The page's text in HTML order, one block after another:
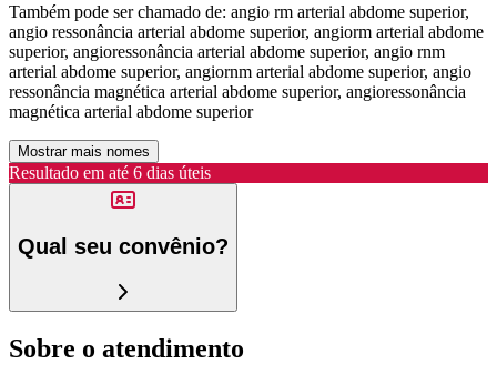
Também pode ser chamado de: angio rm arterial abdome superior,
angio ressonância arterial abdome superior, angiorm arterial abdome
superior, angioressonância arterial abdome superior, angio rnm
arterial abdome superior, angiornm arterial abdome superior, angio
ressonância magnética arterial abdome superior, angioressonância
magnética arterial abdome superior
Mostrar mais nomes
Resultado em até 6 dias úteis
Qual seu convênio?
Sobre o atendimento